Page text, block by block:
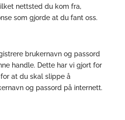
nettsted du kom fra,
som gjorde at du fant oss.
brukernavn og passord
handle. Dette har vi gjort for
at du skal slippe å
og passord på internett.